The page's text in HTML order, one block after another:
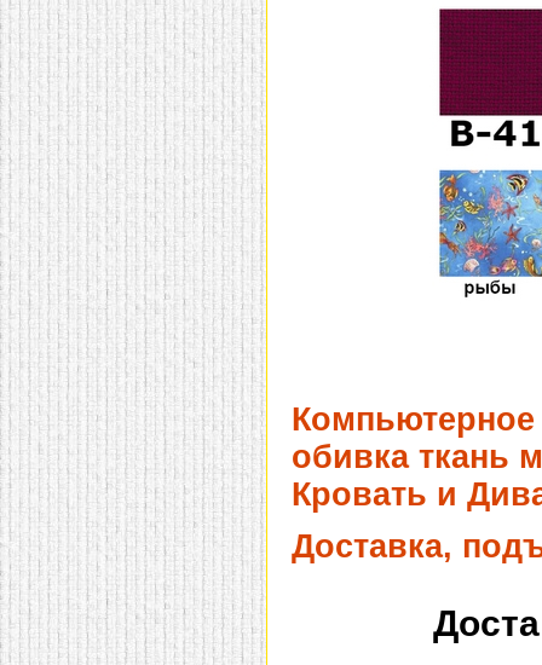
обивка ткань
Кровать и
Доставка,